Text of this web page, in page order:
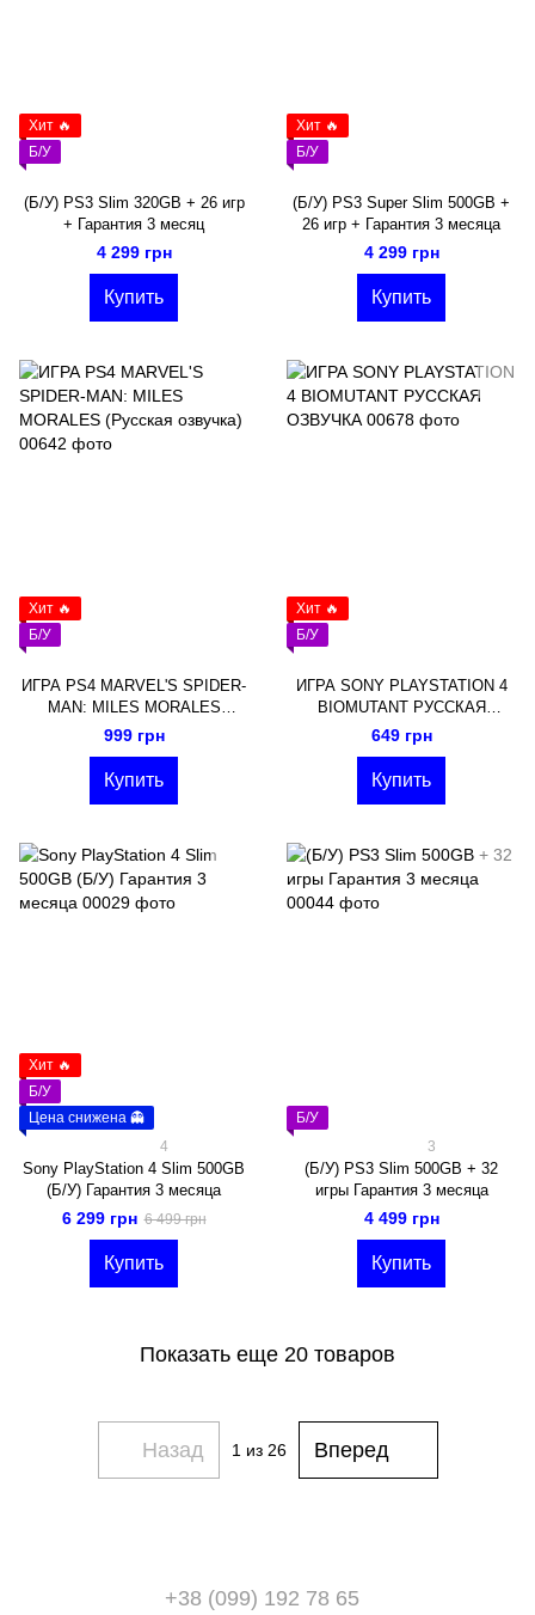
Хит 🔥
Б/У
(Б/У) PS3 Slim 320GB + 26 игр
+ Гарантия 3 месяц
4 299 грн
Купить
Хит 🔥
Б/У
(Б/У) PS3 Super Slim 500GB +
26 игр + Гарантия 3 месяца
4 299 грн
Купить
Хит 🔥
Б/У
ИГРА PS4 MARVEL'S SPIDER-
MAN: MILES MORALES
(Русская озвучка)
999 грн
Купить
Хит 🔥
Б/У
ИГРА SONY PLAYSTATION 4
BIOMUTANT РУССКАЯ
ОЗВУЧКА
649 грн
Купить
Хит 🔥
Б/У
Цена снижена 👻
4
Sony PlayStation 4 Slim 500GB
(Б/У) Гарантия 3 месяца
6 299 грн 6 499 грн
Купить
Б/У
3
(Б/У) PS3 Slim 500GB + 32
игры Гарантия 3 месяца
4 499 грн
Купить
Показать еще 20 товаров
Назад 1 из 26 Вперед
+38 (099) 192 78 65